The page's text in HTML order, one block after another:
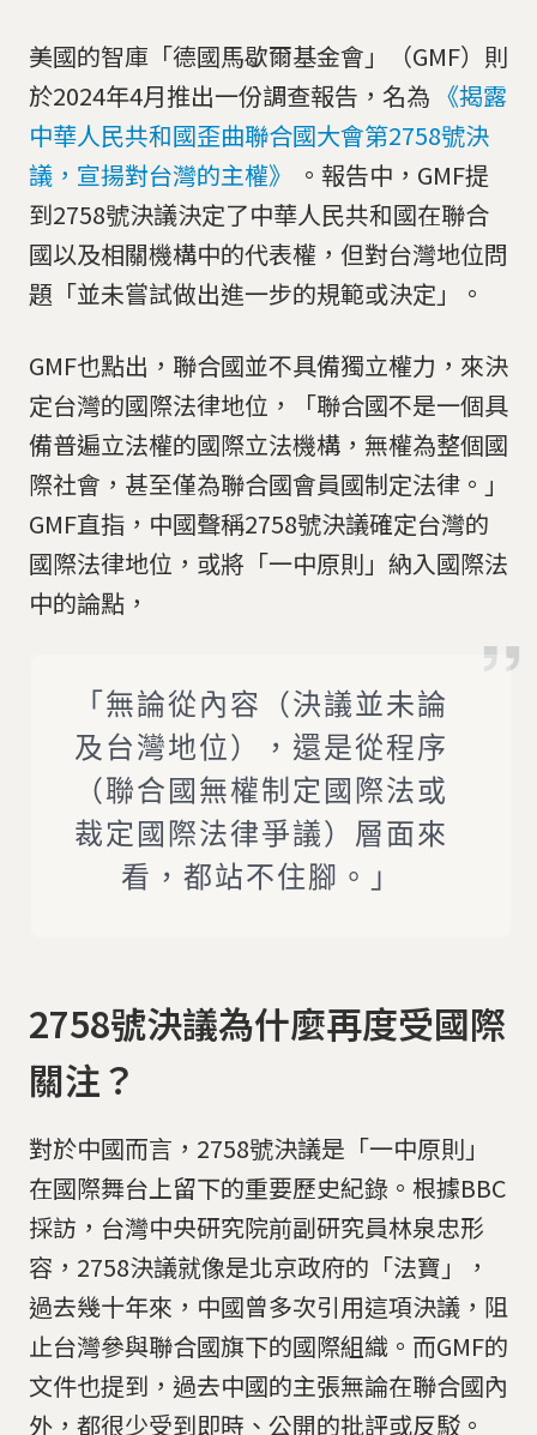
美國的智庫「德國馬歇爾基金會」（GMF）則
於2024年4月推出一份調查報告，名為 《揭露
中華人民共和國歪曲聯合國大會第2758號決
議，宣揚對台灣的主權》
。報告中，GMF提
到2758號決議決定了中華人民共和國在聯合
國以及相關機構中的代表權，但對台灣地位問
題「並未嘗試做出進一步的規範或決定」。
GMF也點出，聯合國並不具備獨立權力，來決
定台灣的國際法律地位，「聯合國不是一個具
備普遍立法權的國際立法機構，無權為整個國
際社會，甚至僅為聯合國會員國制定法律。」
GMF直指，中國聲稱2758號決議確定台灣的
國際法律地位，或將「一中原則」納入國際法
中的論點，
「無論從內容（決議並未論
及台灣地位），還是從程序
（聯合國無權制定國際法或
裁定國際法律爭議）層面來
看，都站不住腳。」
2758號決議為什麼再度受國際
關注？
對於中國而言，2758號決議是「一中原則」
在國際舞台上留下的重要歷史紀錄。根據BBC
採訪，台灣中央研究院前副研究員林泉忠形
容，2758決議就像是北京政府的「法寶」，
過去幾十年來，中國曾多次引用這項決議，阻
止台灣參與聯合國旗下的國際組織。而GMF的
文件也提到，過去中國的主張無論在聯合國內
外，都很少受到即時、公開的批評或反駁。